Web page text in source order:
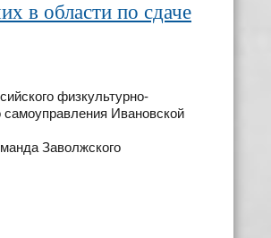
в области по сдаче
физкультурно-
самоуправления Ивановской
Заволжского